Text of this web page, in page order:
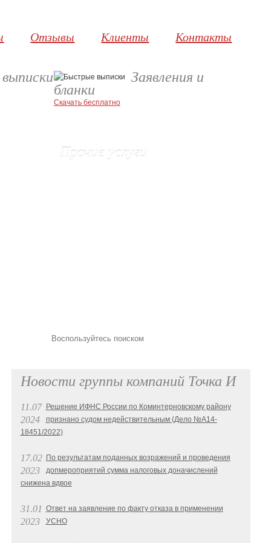
Отзывы Клиенты Контакты
Заявления и
бланки
Скачать бесплатно
Прочие услуги
Новости группы компаний Точка И
11.07
2024
Решение ИФНС России по Коминтерновскому району
признано судом недействительным (Дело №А14-
18451/2022)
17.02
2023
По результатам поданных возражений и проведения
допмероприятий сумма налоговых доначислений
снижена вдвое
31.01
2023
Ответ на заявление по факту отказа в применении
УСНО